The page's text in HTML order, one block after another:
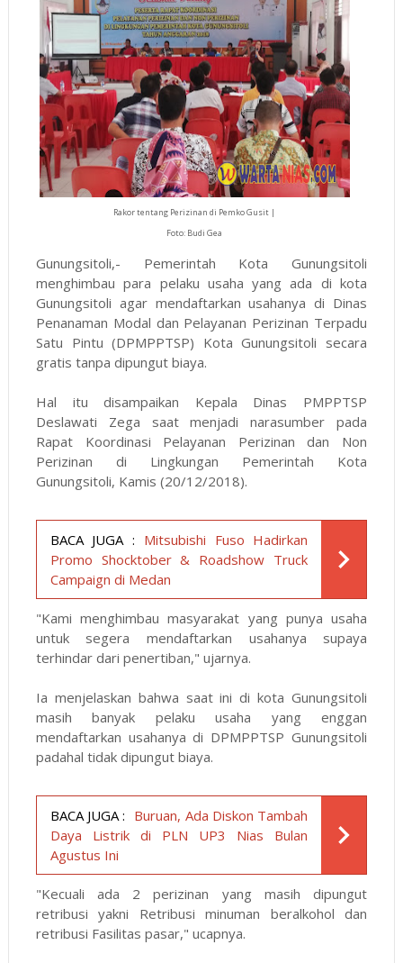
Rakor tentang Perizinan di Pemko Gusit |
Foto: Budi Gea
Gunungsitoli,- Pemerintah Kota Gunungsitoli
menghimbau para pelaku usaha yang ada di kota
Gunungsitoli agar mendaftarkan usahanya di Dinas
Penanaman Modal dan Pelayanan Perizinan Terpadu
Satu Pintu (DPMPPTSP) Kota Gunungsitoli secara
gratis tanpa dipungut biaya.
Hal itu disampaikan Kepala Dinas PMPPTSP
Deslawati Zega saat menjadi narasumber pada
Rapat Koordinasi Pelayanan Perizinan dan Non
Perizinan di Lingkungan Pemerintah Kota
Gunungsitoli, Kamis (20/12/2018).
BACA JUGA : Mitsubishi Fuso Hadirkan
Promo Shocktober & Roadshow Truck
Campaign di Medan
"Kami menghimbau masyarakat yang punya usaha
untuk segera mendaftarkan usahanya supaya
terhindar dari penertiban," ujarnya.
Ia menjelaskan bahwa saat ini di kota Gunungsitoli
masih banyak pelaku usaha yang enggan
mendaftarkan usahanya di DPMPPTSP Gunungsitoli
padahal tidak dipungut biaya.
BACA JUGA : Buruan, Ada Diskon Tambah
Daya Listrik di PLN UP3 Nias Bulan
Agustus Ini
"Kecuali ada 2 perizinan yang masih dipungut
retribusi yakni Retribusi minuman beralkohol dan
retribusi Fasilitas pasar," ucapnya.